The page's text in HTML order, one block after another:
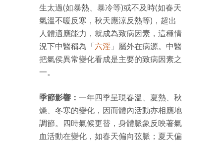
生太過(如暴熱、暴冷等)或不及時(如春天
氣溫不暖反寒，秋天應涼反熱等)，超出
人體適應能力，就成為致病因素，這種情
況下中醫稱為「六淫 」屬外在病源。中醫
把氣侯異常變化看成是主要的致病因素之
一。
季節影響： 一年四季呈現春溫、夏熱、秋
燥、冬寒的變化，因而體內活動亦相應地
調節。四時氣候更替，身體脈象反映著氣
血活動在變化，如春天偏向弦脈；夏天偏